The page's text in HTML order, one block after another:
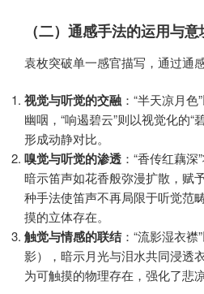
（二）通感手法的运用与
袁枚突破单一感官描写，通过通
视觉与听觉的交融 ：“半天凉月
幽咽，“响遏碧云”则以视觉化的“
形成动静对比。
嗅觉与听觉的渗透 ：“香传红藕
暗示笛声如花香般弥漫扩散，赋
种手法使笛声不再局限于听觉范
摸的立体存在。
触觉与情感的联结：“流影湿衣襟
影），暗示月光与泪水共同浸透
为可触摸的物理存在，强化了悲凉